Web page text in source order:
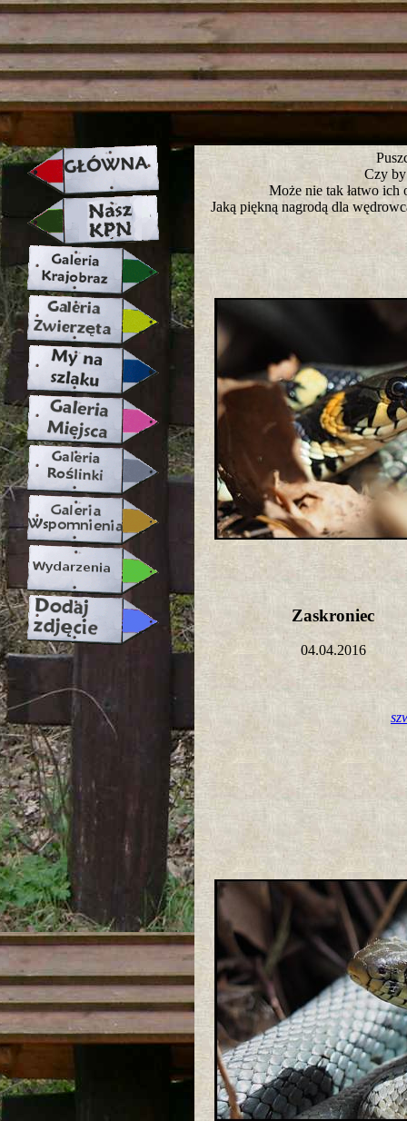
strona w naprawie zapraszamy
Czy by
Może nie tak łatwo ich
Jaką piękną nagrodą dla
Zaskroniec
04.04.2016